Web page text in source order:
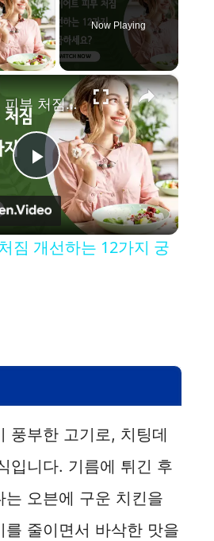
Video
Now Playing
×
P
l
V
d
e
다이어트 피부 처짐 개선하는 12가지 궁금하세요?
짐 개선하는 12가지 궁
풍부한 고기로, 치팅데
입니다. 기름에 튀긴 후
는 오븐에 구운 치킨을
를 줄이면서 바삭한 맛을